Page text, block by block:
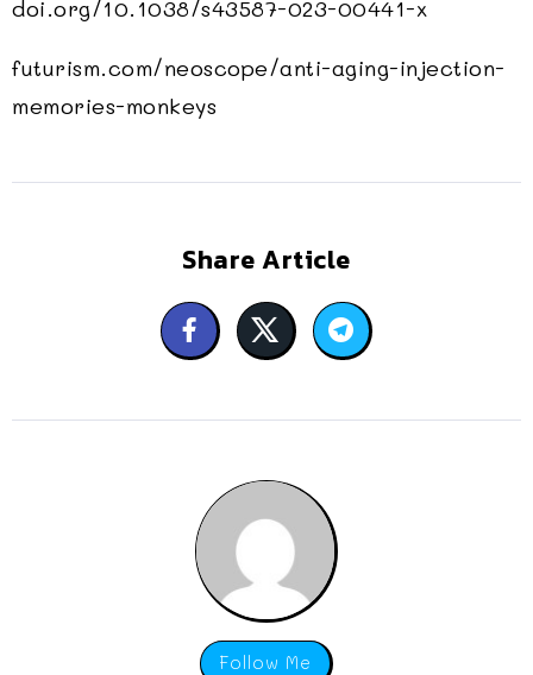
doi.org/10.1038/s43587-023-00441-x
futurism.com/neoscope/anti-aging-injection-
memories-monkeys
Share Article
Follow Me